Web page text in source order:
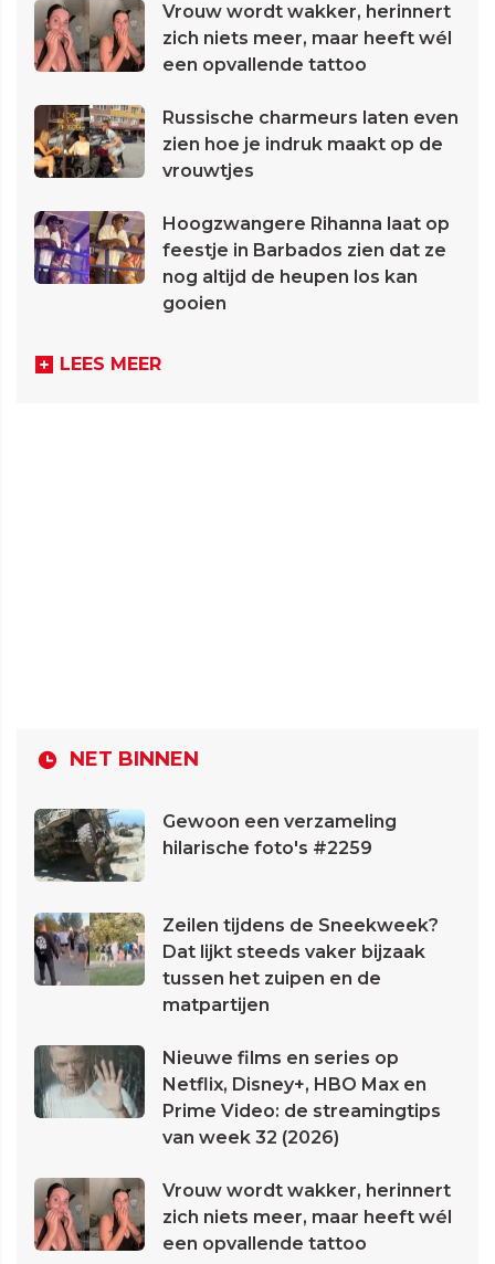
Vrouw wordt wakker, herinnert
zich niets meer, maar heeft wél
een opvallende tattoo
Russische charmeurs laten even
zien hoe je indruk maakt op de
vrouwtjes
Hoogzwangere Rihanna laat op
feestje in Barbados zien dat ze
nog altijd de heupen los kan
gooien
LEES MEER
NET BINNEN
Gewoon een verzameling
hilarische foto's #2259
Zeilen tijdens de Sneekweek?
Dat lijkt steeds vaker bijzaak
tussen het zuipen en de
matpartijen
Nieuwe films en series op
Netflix, Disney+, HBO Max en
Prime Video: de streamingtips
van week 32 (2026)
Vrouw wordt wakker, herinnert
zich niets meer, maar heeft wél
een opvallende tattoo